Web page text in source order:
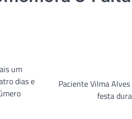
Paciente Vilma
festa
um
dias e